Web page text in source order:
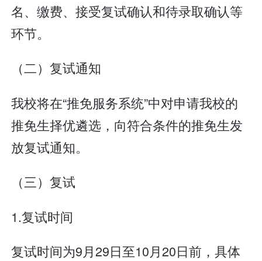
名、缴费、接受复试确认和待录取确认等
环节。
（二）复试通知
我校将在“推免服务系统”中对申请我校的
推免生择优遴选，向符合条件的推免生发
放复试通知。
（三）复试
1.复试时间
复试时间为9月29日至10月20日前，具体